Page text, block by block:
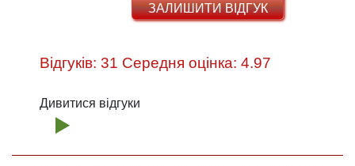
ЗАЛИШИТИ ВІДГУК
Відгуків: 31 Середня оцінка: 4.97
Дивитися відгуки